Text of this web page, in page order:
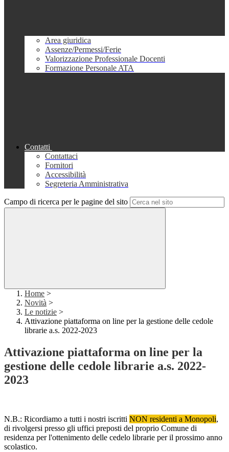
Area giuridica
Assenze/Permessi/Ferie
Valorizzazione Professionale Docenti
Formazione Personale ATA
Contatti
Contattaci
Fornitori
Accessibilità
Segreteria Amministrativa
Campo di ricerca per le pagine del sito
Home >
Novità >
Le notizie >
Attivazione piattaforma on line per la gestione delle cedole
librarie a.s. 2022-2023
Attivazione piattaforma on line per la
gestione delle cedole librarie a.s. 2022-
2023
N.B.: Ricordiamo a tutti i nostri iscritti NON residenti a Monopoli,
di rivolgersi presso gli uffici preposti del proprio Comune di
residenza per l'ottenimento delle cedelo librarie per il prossimo anno
scolastico.